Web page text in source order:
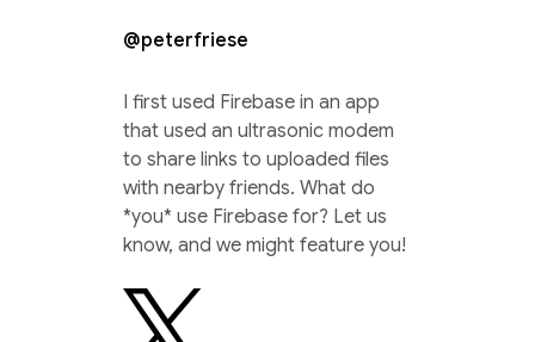
@peterfriese
I first used Firebase in an app
that used an ultrasonic modem
to share links to uploaded files
with nearby friends. What do
*you* use Firebase for? Let us
know, and we might feature you!